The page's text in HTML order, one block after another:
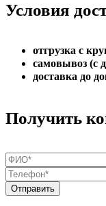
Условия
отгрузка с
самовывоз (с
доставка до
Получить